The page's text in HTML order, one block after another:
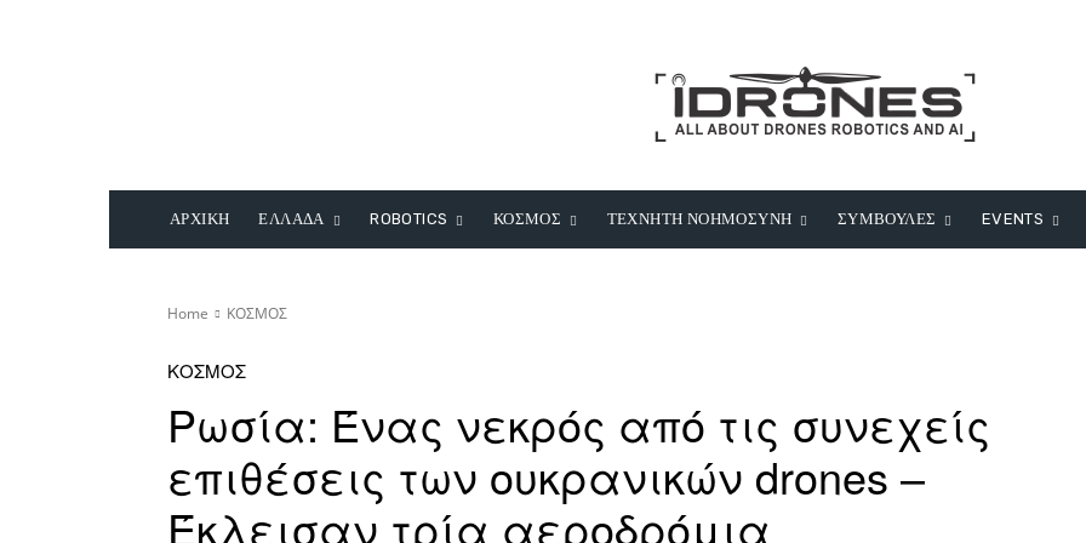
ΑΡΧΙΚΗ ΕΛΛΑΔΑ ROBOTICS ΚΟΣΜΟΣ ΤΕΧΝΗΤΗ ΝΟΗΜΟΣΥΝΗ ΣΥΜΒΟΥΛΕΣ EVENTS
Home ΚΟΣΜΟΣ
ΚΟΣΜΟΣ
Ρωσία: Ένας νεκρός από τις συνεχείς
επιθέσεις των ουκρανικών drones –
Έκλεισαν τρία αεροδρόμια